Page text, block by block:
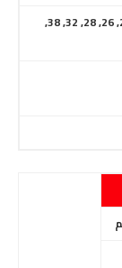
1, 2, 3, 4, 5, 7, 8, 12, 17, 18, 19, 20, 26, 28, 32, 38,